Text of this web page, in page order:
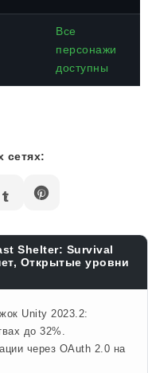
Все
персонажи
доступны
сетях:
Shelter: Survival
Открытые уровни
Unity 2023.2:
до 32%.
через OAuth 2.0 на